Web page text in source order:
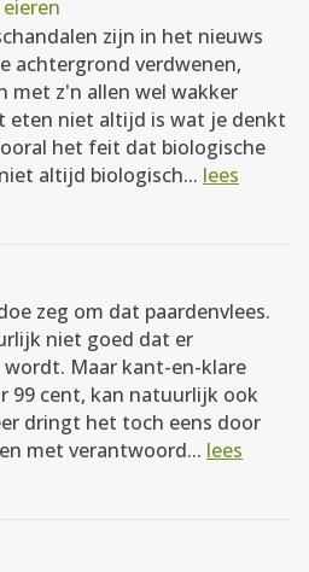
zijn in het nieuws
achtergrond verdwenen,
met z'n allen wel wakker
eten niet altijd is wat je denkt
het feit dat biologische
altijd biologisch... lees
zeg om dat paardenvlees.
niet goed dat er
wordt. Maar kant-en-klare
99 cent, kan natuurlijk ook
dringt het toch eens door
met verantwoord... lees